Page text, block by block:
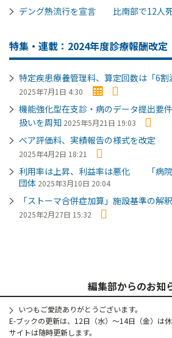
デング熱流行を宣言 比南部で12人
特集・連載：2024年度診療報酬改定
特定疾患療養管理料、算定回数は「
2025年7月1日 4:30
機能強化型在支診・病のデータ提出
扱いを周知 2025年5月21日 19:03
ベア評価料、実績報告の様式を改定
2025年4月2日 18:21
利用率は上昇、利益率は悪化 「病院
団体 2025年3月10日 20:04
「ストーマ合併症加算」施設基準の解
2025年2月27日 15:32
編集部からのお知
いつもご愛読ありがとうございます。
E-ブックの更新は、12日（水）～14日（金）は
サイトは随時更新します。